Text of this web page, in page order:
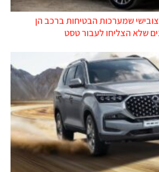
שמערכות הבטיחות ברכב הן
שלא הצליחו לעבור טסט